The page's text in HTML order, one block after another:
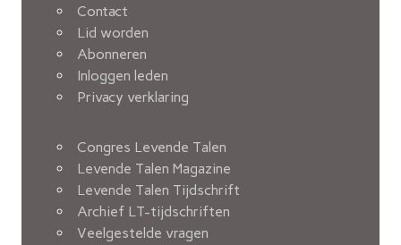
Contact
Lid worden
Abonneren
Inloggen leden
Privacy verklaring
Congres Levende Talen
Levende Talen Magazine
Levende Talen Tijdschrift
Archief LT-tijdschriften
Veelgestelde vragen